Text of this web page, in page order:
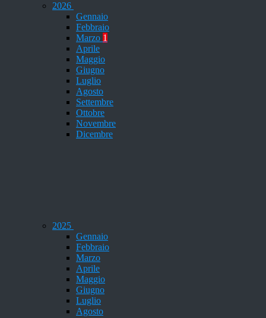
2026
Gennaio
Febbraio
Marzo 1
Aprile
Maggio
Giugno
Luglio
Agosto
Settembre
Ottobre
Novembre
Dicembre
2025
Gennaio
Febbraio
Marzo
Aprile
Maggio
Giugno
Luglio
Agosto